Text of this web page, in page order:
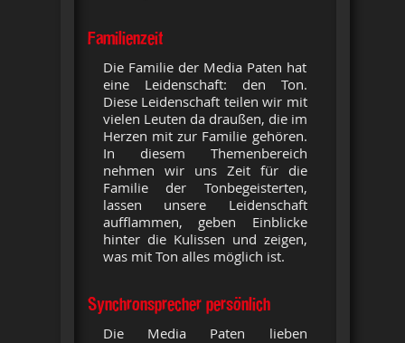
Familienzeit
Die Familie der Media Paten hat
eine Leidenschaft: den Ton.
Diese Leidenschaft teilen wir mit
vielen Leuten da draußen, die im
Herzen mit zur Familie gehören.
In diesem Themenbereich
nehmen wir uns Zeit für die
Familie der Tonbegeisterten,
lassen unsere Leidenschaft
aufflammen, geben Einblicke
hinter die Kulissen und zeigen,
was mit Ton alles möglich ist.
Synchronsprecher persönlich
Die Media Paten lieben